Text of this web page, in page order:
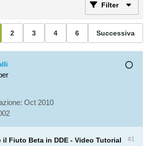
Filter
2 3 4 6 Successiva
Oct 2010
#1
il Fiuto Beta in DDE - Video Tutorial